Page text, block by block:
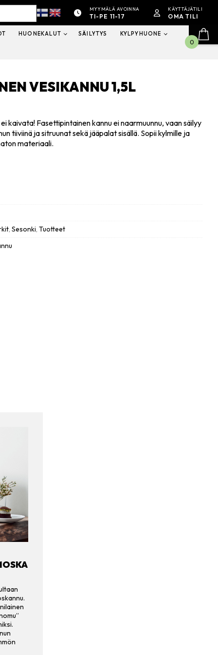
MYYMÄLÄ AVOINNA
TI-PE 11-17
KÄYTTÄJÄTILI
OMA TILI
HUONEKALUT SÄILYTYS KYLPYHUONE
VESIKANNU 1,5L
kaivata! Fasettipintainen kannu ei naarmuunnu, vaan säilyy
tiiviinä ja sitruunat sekä jääpalat sisällä. Sopii kylmille ja
materiaali.
,Sesonki,Tuotteet
0